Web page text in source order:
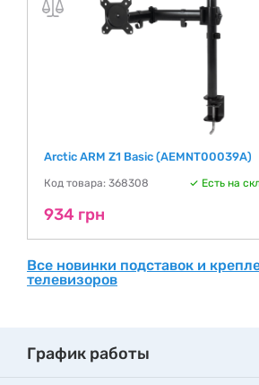
Arctic ARM Z1 Basic (AEMNT00039A)
Код товара: 368308 Есть на
934 грн
Все новинки подставок и
телевизоров
График работы